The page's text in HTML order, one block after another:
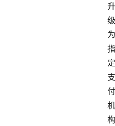
升
级
为
指
定
支
付
机
构